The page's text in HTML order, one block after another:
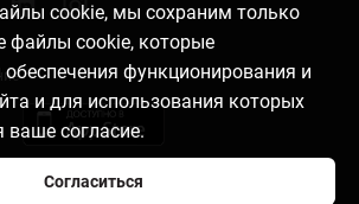
cookie, мы сохраним только
файлы cookie, которые
функционирования и
и для использования которых
ваше согласие.
Согласиться